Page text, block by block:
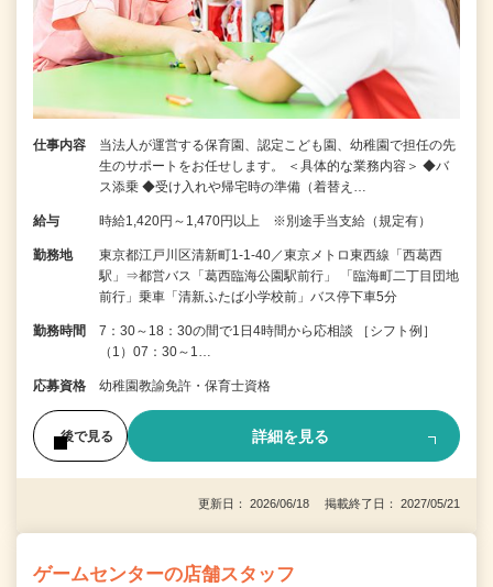
仕事内容
当法人が運営する保育園、認定こども園、幼稚園で担任の先
生のサポートをお任せします。 ＜具体的な業務内容＞ ◆バ
ス添乗 ◆受け入れや帰宅時の準備（着替え…
給与 時給1,420円～1,470円以上 ※別途手当支給（規定有）
勤務地
東京都江戸川区清新町1-1-40／東京メトロ東西線「西葛西
駅」⇒都営バス「葛西臨海公園駅前行」 「臨海町二丁目団地
前行」乗車「清新ふたば小学校前」バス停下車5分
勤務時間
7：30～18：30の間で1日4時間から応相談 ［シフト例］
（1）07：30～1…
応募資格 幼稚園教諭免許・保育士資格
後で見る 詳細を見る
更新日： 2026/06/18 掲載終了日： 2027/05/21
ゲームセンターの店舗スタッフ